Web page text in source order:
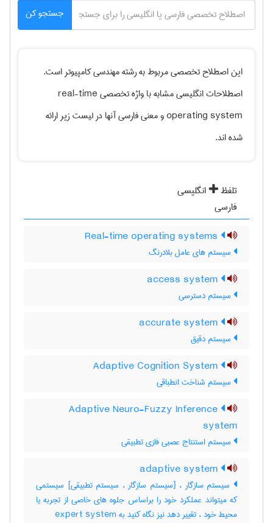
جستجو کن
این اصطلاح تخصصی مربوط به رشتهمهندسی كامپيوتراست.
اصطلاحات انگلیسی مشابه با واژه تخصصیreal-time
operating systemو معنی فارسی آنها در لیست زیر ارائه
شده اند.
تلفظ
انگلیسی
فارسی
سیستم های عامل بلادرنگ
سیستم دسترسی
سیستم دقیق
سیستم شناخت انطباقی
Adaptive Neuro-Fuzzy Inference
system
سیستم استنتاج عصبی فازی تطبیقی
سیستم سازگار ، [سیستم سازگار ، سیستم تطبیقی] سیستمی
که میتواند عملکرد خود را براساس جلوه های خاصی از تجربه یا
محیط خود ، تغییر دهد نیز نگاه کنید به ‎ expert system